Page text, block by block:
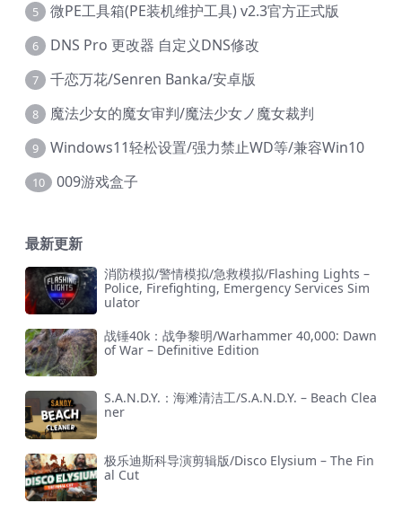
5 微PE工具箱(PE装机维护工具) v2.3官方正式版
6 DNS Pro 更改器 自定义DNS修改
7 千恋万花/Senren Banka/安卓版
8 魔法少女的魔女审判/魔法少女ノ魔女裁判
9 Windows11轻松设置/强力禁止WD等/兼容Win10
10 009游戏盒子
最新更新
消防模拟/警情模拟/急救模拟/Flashing Lights –
Police, Firefighting, Emergency Services Sim
ulator
战锤40k：战争黎明/Warhammer 40,000: Dawn
of War – Definitive Edition
S.A.N.D.Y.：海滩清洁工/S.A.N.D.Y. – Beach Clea
ner
极乐迪斯科导演剪辑版/Disco Elysium – The Fin
al Cut